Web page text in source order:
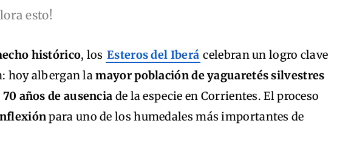
esto!
histórico, los Esteros del Iberá celebran un logro clave
hoy albergan lamayor población de yaguaretés silvestres
70 años de ausencia de la especie en Corrientes. El proceso
para uno de los humedales más importantes de